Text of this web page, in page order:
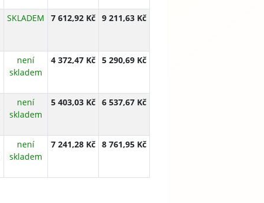
SKLADEM 7 612,92 Kč 9 211,63 Kč
není
skladem
4 372,47 Kč 5 290,69 Kč
není
skladem
5 403,03 Kč 6 537,67 Kč
není
skladem
7 241,28 Kč 8 761,95 Kč